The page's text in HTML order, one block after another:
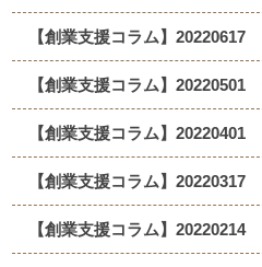
【創業支援コラム】
【創業支援コラム】20220501
【創業支援コラム】
【創業支援コラム】
【創業支援コラム】